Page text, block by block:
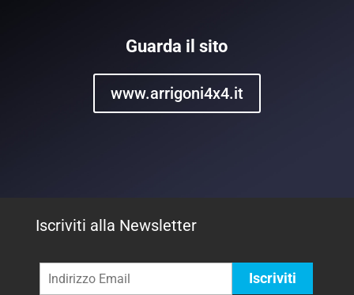
Guarda il sito
www.arrigoni4x4.it
Iscriviti alla Newsletter